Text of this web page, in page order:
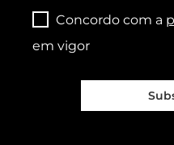
Concordo com a
em vigor